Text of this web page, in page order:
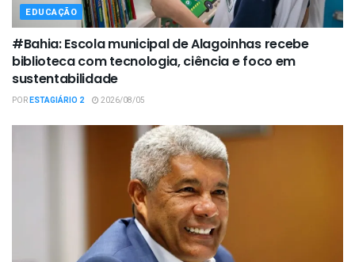
EDUCAÇÃO
#Bahia: Escola municipal de Alagoinhas recebe
biblioteca com tecnologia, ciência e foco em
sustentabilidade
PORESTAGIÁRIO 2 2026/08/05